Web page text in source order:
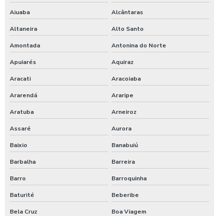
Serviço de topografia no ceará
Serviços de terraplanagem preço
Supressão vegetal empresas
Terraplanagem e escavação preço
Terraplanagem e locação de obra
Terraplanagem empresa
Terraplanagem para construção civil
Terraplanagem para pavimentação
Terraplanagem preço
Aiuaba Alcântaras
Altaneira Alto Santo
Amontada Antonina do Norte
Apuiarés Aquiraz
Aracati Aracoiaba
Ararendá Araripe
Aratuba Arneiroz
Assaré Aurora
Baixio Banabuiú
Barbalha Barreira
Barro Barroquinha
Baturité Beberibe
Bela Cruz Boa Viagem